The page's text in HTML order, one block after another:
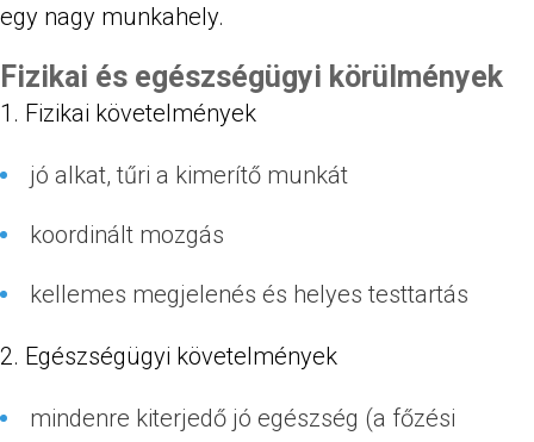
egy nagy munkahely.
Fizikai és egészségügyi körülmények
Fizikai követelmények
jó alkat, tűri a kimerítő munkát
koordinált mozgás
kellemes megjelenés és helyes testtartás
Egészségügyi követelmények
mindenre kiterjedő jó egészség (a főzési